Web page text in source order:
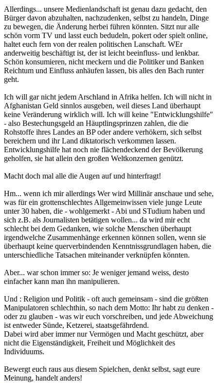
Allerdings... unsere Medienlandschaft ist genau dazu gedacht, den
Bürger davon abzuhalten, nachzudenken, selbst zu handeln, Dinge
zu bewegen, die Änderung herbei führen könnten. Sitzt nur alle
schön vorm TV und lasst euch bedudeln, pokert oder spielt online,
haltet euch fern von der realen politischen Lanschaft. WEr
anderweitig beschäftigt ist, der ist leicht beeinfluss- und lenkbar.
Schön konsumieren, nicht meckern und die Politiker und Banken
Reichtum und Einfluss anhäufen lassen, bis alles den Bach runter
geht.
Ich will gar nicht jedem Arschland in Afrika helfen. Ich will nicht in
Afghanistan Geld sinnlos ausgeben, weil dieses Land überhaupt
keine Veränderung wirklich will. Ich will keine "Entwicklungshilfe"
- also Bestechungsgeld an Häuptlingsprinzen zahlen, die die
Rohstoffe ihres Landes an BP oder andere verhökern, sich selbst
bereichern und ihr Land diktatorisch verkommen lassen.
Entwicklungshilfe hat noch nie flächendeckend der Bevölkerung
geholfen, sie hat allein den großen Weltkonzernen genützt.
Macht doch mal alle die Augen auf und hinterfragt!
Hm... wenn ich mir allerdings Wer wird Millinär anschaue und sehe,
was für ein grottenschlechtes Allgemeinwissen viele junge Leute
unter 30 haben, die - wohlgemerkt - Abi und STudium haben und
sich z.B. als Journalisten betätigen wollen... da wird mir echt
schlecht bei dem Gedanken, wie solche Menschen überhaupt
irgendwelche Zusammenhänge erkennen können sollen, wenn sie
überhaupt keine querverbindenden Kenntnissgrundlagen haben, die
unterschiedliche Tatsachen miteinander verknüpfen könnten.
Aber... war schon immer so: Je weniger jemand weiss, desto
einfacher kann man ihn manipulieren.
Und : Religion und Politik - oft auch gemeinsam - sind die größten
Manipulatoren schlechthin, so nach dem Motto: Ihr habt zu denken -
oder zu glauben - was wir euch vorschreiben, und jede Abweichung
ist entweder Sünde, Ketzerei, staatsgefährdend.
Dabei wird aber immer nur Vermögen und Macht geschützt, aber
nicht die Eigenständigkeit, Freiheit und Möglichkeit des
Individuums.
Bewergt euch raus aus diesem Spielchen, denkt selbst, sagt eure
Meinung, handelt anders!